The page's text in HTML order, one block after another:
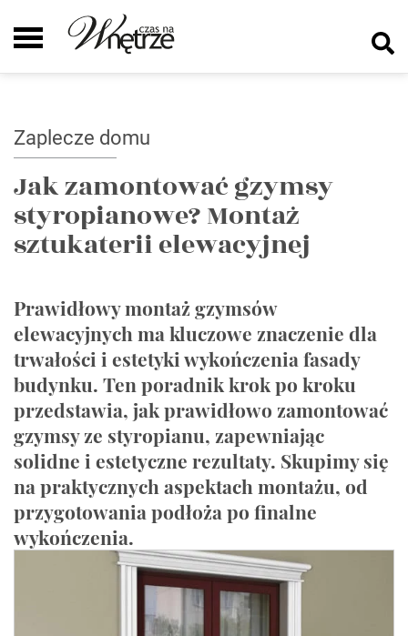
Zaplecze domu
Jak zamontować gzymsy
styropianowe? Montaż
sztukaterii elewacyjnej
Prawidłowy montaż gzymsów
elewacyjnych ma kluczowe znaczenie dla
trwałości i estetyki wykończenia fasady
budynku. Ten poradnik krok po kroku
przedstawia, jak prawidłowo zamontować
gzymsy ze styropianu, zapewniając
solidne i estetyczne rezultaty. Skupimy się
na praktycznych aspektach montażu, od
przygotowania podłoża po finalne
wykończenia.